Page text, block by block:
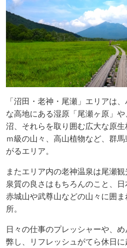
「沼田・老神・尾瀬」エリアは
な高地にある湿原「尾瀬ヶ原」
沼、 それらを取り囲む広大な原
ｍ級の山々、高山植物など、 群馬
がるエリア。
またエリア内の老神温泉は尾瀬観
泉質の良さはもちろんのこと、
赤城山や武尊山などの山々に囲
所。
日々の仕事のプレッシャーや、
弊し、リフレッシュがてら休日